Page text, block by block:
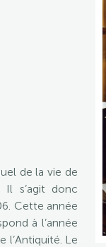
de la vie de
Il s’agit donc
Cette année
à l’année
l’Antiquité. Le